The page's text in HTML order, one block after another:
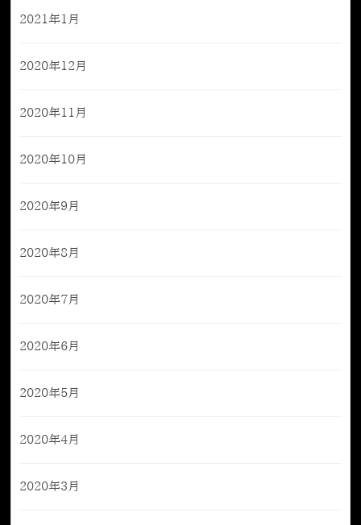
2021年1月
2020年12月
2020年11月
2020年10月
2020年9月
2020年8月
2020年7月
2020年6月
2020年5月
2020年4月
2020年3月